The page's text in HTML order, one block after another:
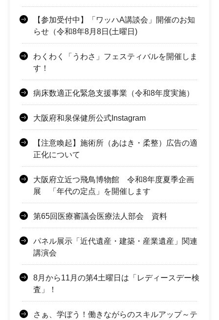
【参加受付中】「ワッハA講談会」開催のお知
らせ（令和8年8月8日(土曜日)
わくわく「うわさ」フェスティバルを開催しま
す！
病床数適正化緊急支援事業（令和8年度実施）
大阪府和泉保健所公式Instagram
【注意喚起】施術所（あはき・柔整）広告の適
正化について
大阪府立近つ飛鳥博物館 令和8年度夏季企画
展 「年代の定点」を開催します
第65回医療審議会医療法人部会 資料
パネル展示「近代遺産・建築・産業遺産」関連
講演会
8月から11月の第4土曜日は「レディースデー検
査」！
さぁ、学ぼう！働きながらのスキルアップ～テ